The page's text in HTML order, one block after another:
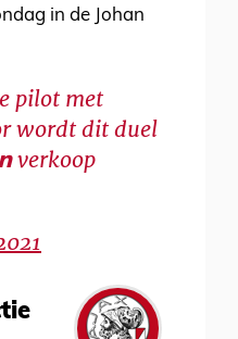
in de Johan
pilot met
wordt dit duel
verkoop